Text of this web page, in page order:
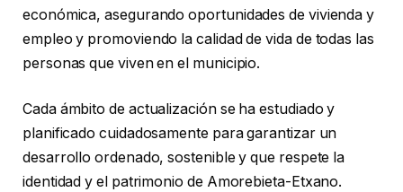
económica, asegurando oportunidades de vivienda y
empleo y promoviendo la calidad de vida de todas las
personas que viven en el municipio.
Cada ámbito de actualización se ha estudiado y
planificado cuidadosamente para garantizar un
desarrollo ordenado, sostenible y que respete la
identidad y el patrimonio de Amorebieta-Etxano.